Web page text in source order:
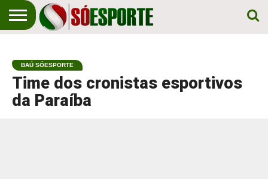
EM
PRIMEIRO
LUGAR!
ESPORTE
BAÚ SÓESPORTE
Time dos cronistas esportivos
da Paraíba